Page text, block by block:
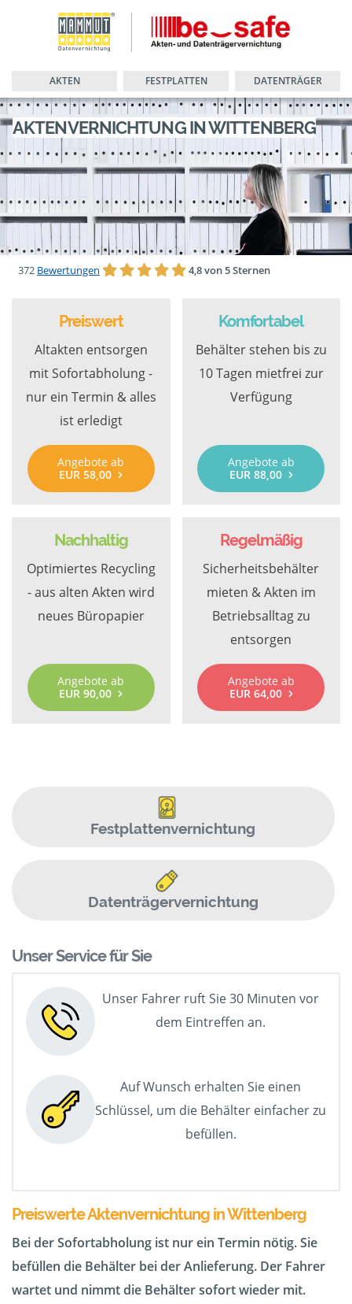
AKTEN FESTPLATTEN DATENTRÄGER
AKTENVERNICHTUNG IN WITTENBERG
372 Bewertungen 4,8 von 5 Sternen
Preiswert
Altakten entsorgen
mit Sofortabholung -
nur ein Termin & alles
ist erledigt
Angebote ab
EUR 58,00
Komfortabel
Behälter stehen bis zu
10 Tagen mietfrei zur
Verfügung
Angebote ab
EUR 88,00
Nachhaltig
Optimiertes Recycling
- aus alten Akten wird
neues Büropapier
Angebote ab
EUR 90,00
Regelmäßig
Sicherheitsbehälter
mieten & Akten im
Betriebsalltag zu
entsorgen
Angebote ab
EUR 64,00
Festplattenvernichtung
Datenträgervernichtung
Unser Service für Sie
Unser Fahrer ruft Sie 30 Minuten vor
dem Eintreffen an.
Auf Wunsch erhalten Sie einen
Schlüssel, um die Behälter einfacher zu
befüllen.
Preiswerte Aktenvernichtung in Wittenberg
Bei der Sofortabholung ist nur ein Termin nötig. Sie
befüllen die Behälter bei der Anlieferung. Der Fahrer
wartet und nimmt die Behälter sofort wieder mit.